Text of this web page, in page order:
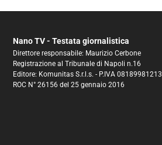
Nano TV - Testata giornalistica
Direttore responsabile: Maurizio Cerbone
Registrazione al Tribunale di Napoli n.16
Editore: Komunitas S.r.l.s. - P.IVA 08189981213
ROC N° 26156 del 25 gennaio 2016